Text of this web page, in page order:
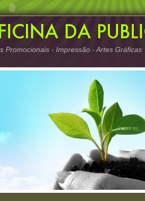
Promocionais - Impressão - Artes Gráficas